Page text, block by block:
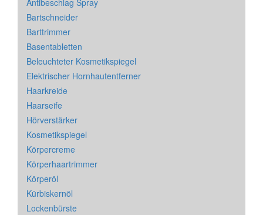
Antibeschlag Spray
Bartschneider
Barttrimmer
Basentabletten
Beleuchteter Kosmetikspiegel
Elektrischer Hornhautentferner
Haarkreide
Haarseife
Hörverstärker
Kosmetikspiegel
Körpercreme
Körperhaartrimmer
Körperöl
Kürbiskernöl
Lockenbürste